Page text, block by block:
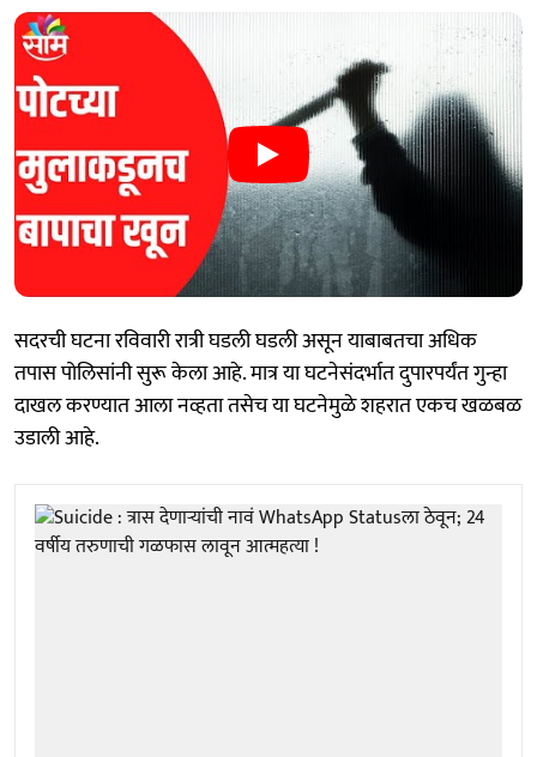
सदरची घटना रविवारी रात्री घडली घडली असून याबाबतचा अधिक
तपास पोलिसांनी सुरू केला आहे. मात्र या घटनेसंदर्भात दुपारपर्यंत गुन्हा
दाखल करण्यात आला नव्हता तसेच या घटनेमुळे शहरात एकच खळबळ
उडाली आहे.